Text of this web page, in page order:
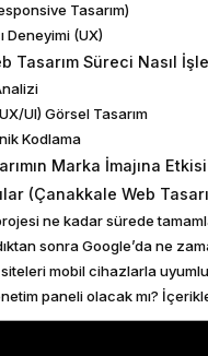
Tasarım)
Deneyimi (UX)
Tasarım Süreci Nasıl
UI) Görsel Tasarım
Kodlama
Marka İmajına Etkisi
(Çanakkale Web
ne kadar sürede
sonra Google’da ne
mobil cihazlarla
paneli olacak mı?